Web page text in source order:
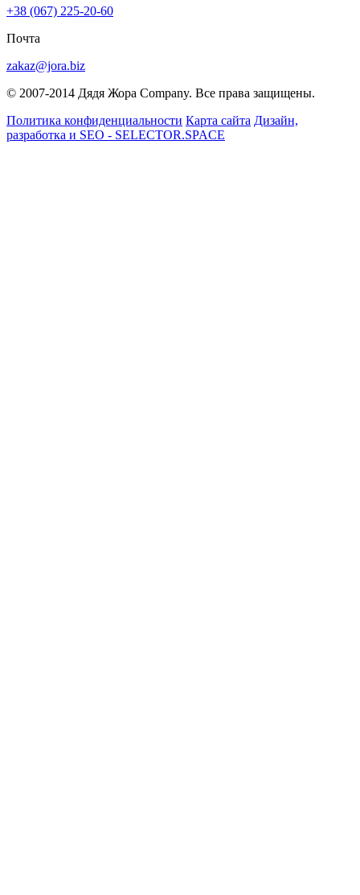
+38 (067) 225-20-60
Почта
zakaz@jora.biz
© 2007-2014 Дядя Жора Company. Все права защищены.
Политика конфиденциальности Карта сайта Дизайн,
разработка и SEO - SELECTOR.SPACE